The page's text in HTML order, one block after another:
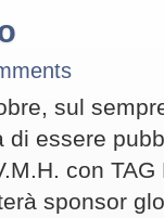
sul
essere
con
sponsor